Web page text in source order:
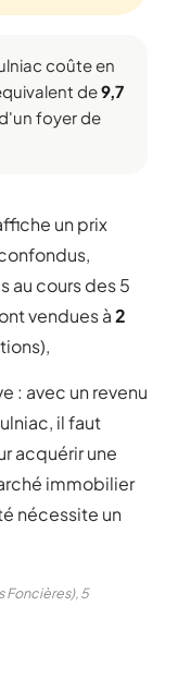
coûte en
de9,7
foyer de
un prix
au cours des 5
vendues à2
: avec un revenu
il faut
acquérir une
immobilier
nécessite un
Foncières), 5